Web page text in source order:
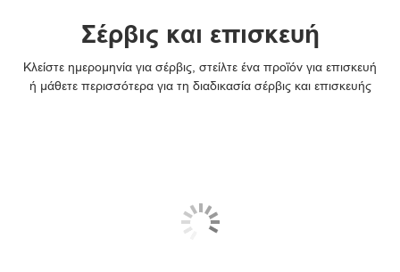
Σέρβις και επισκευή
Κλείστε ημερομηνία για σέρβις, στείλτε ένα προϊόν για επισκευή
ή μάθετε περισσότερα για τη διαδικασία σέρβις και επισκευής